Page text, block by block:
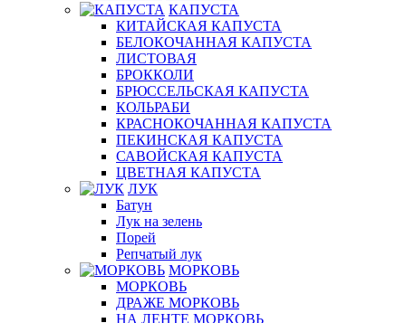
КАПУСТА
КИТАЙСКАЯ КАПУСТА
БЕЛОКОЧАННАЯ КАПУСТА
ЛИСТОВАЯ
БРОККОЛИ
БРЮССЕЛЬСКАЯ КАПУСТА
КОЛЬРАБИ
КРАСНОКОЧАННАЯ КАПУСТА
ПЕКИНСКАЯ КАПУСТА
САВОЙСКАЯ КАПУСТА
ЦВЕТНАЯ КАПУСТА
ЛУК
Батун
Лук на зелень
Порей
Репчатый лук
МОРКОВЬ
МОРКОВЬ
ДРАЖЕ МОРКОВЬ
НА ЛЕНТЕ МОРКОВЬ